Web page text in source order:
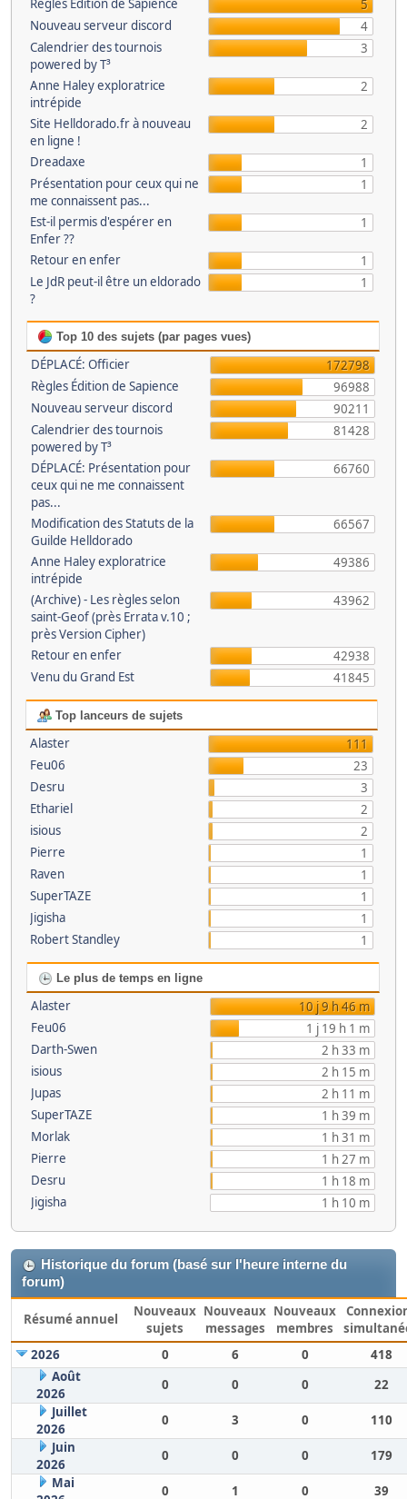
Règles Édition de Sapience
5
Nouveau serveur discord
4
Calendrier des tournois
powered by T³
3
Anne Haley exploratrice
intrépide
2
Site Helldorado.fr à nouveau
en ligne !
2
Dreadaxe
1
Présentation pour ceux qui ne
me connaissent pas...
1
Est-il permis d'espérer en
Enfer ??
1
Retour en enfer
1
Le JdR peut-il être un eldorado
?
1
Top 10 des sujets (par pages vues)
DÉPLACÉ: Officier
172798
Règles Édition de Sapience
96988
Nouveau serveur discord
90211
Calendrier des tournois
powered by T³
81428
DÉPLACÉ: Présentation pour
ceux qui ne me connaissent
pas...
66760
Modification des Statuts de la
Guilde Helldorado
66567
Anne Haley exploratrice
intrépide
49386
(Archive) - Les règles selon
saint-Geof (près Errata v.10 ;
près Version Cipher)
43962
Retour en enfer
42938
Venu du Grand Est
41845
Top lanceurs de sujets
Alaster
111
Feu06
23
Desru
3
Ethariel
2
isious
2
Pierre
1
Raven
1
SuperTAZE
1
Jigisha
1
Robert Standley
1
Le plus de temps en ligne
Alaster
10 j 9 h 46 m
Feu06
1 j 19 h 1 m
Darth-Swen
2 h 33 m
isious
2 h 15 m
Jupas
2 h 11 m
SuperTAZE
1 h 39 m
Morlak
1 h 31 m
Pierre
1 h 27 m
Desru
1 h 18 m
Jigisha
1 h 10 m
Historique du forum (basé sur l'heure interne du
forum)
Résumé annuel
Nouveaux
sujets
Nouveaux
messages
Nouveaux
membres
2026
0 6 0
418
Août
2026
0 0 0
22
Juillet
2026
0 3 0
110
Juin
2026
0 0 0
179
Mai
0 1 0 39